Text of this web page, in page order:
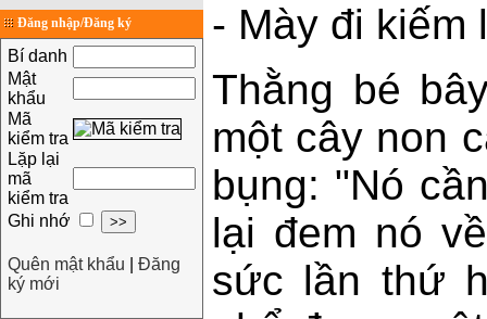
Đăng nhập/Đăng ký
Bí danh
Mật
khẩu
Mã
kiểm tra
Lặp lại
mã
kiểm tra
Ghi nhớ
Quên mật khẩu
Đăng
ký mới
- Mày đi kiếm
Thằng bé
một cây non
bụng: "Nó
lại đem nó
sức lần thứ